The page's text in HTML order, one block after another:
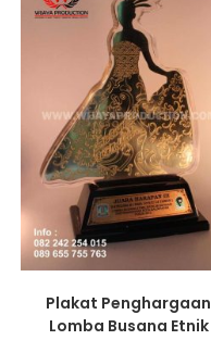
Plakat Penghargaan
Lomba Busana Etnik